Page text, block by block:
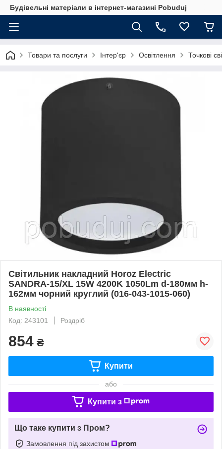
Будівельні матеріали в інтернет-магазині Pobuduj
Товари та послуги Інтер'єр Освітлення Точкові
Світильник накладний Horoz Electric
SANDRA-15/XL 15W 4200K 1050Lm d-180мм h-
162мм чорний круглий (016-043-1015-060)
В наявності
Код: 243101
Роздріб
854 ₴
Купити
або
Купити з
Що таке купити з Пром?
Замовлення під захистом